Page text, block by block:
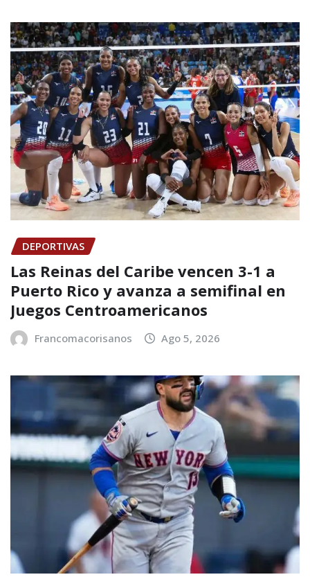
DEPORTIVAS
Las Reinas del Caribe vencen 3-1 a
Puerto Rico y avanza a semifinal en
Juegos Centroamericanos
Francomacorisanos Ago 5, 2026